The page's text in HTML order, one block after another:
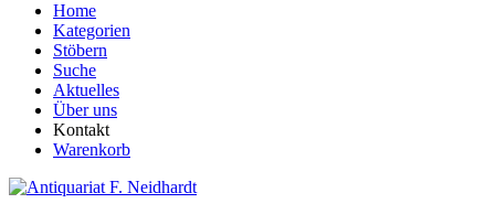
Home
Kategorien
Stöbern
Suche
Aktuelles
Über uns
Kontakt
Warenkorb